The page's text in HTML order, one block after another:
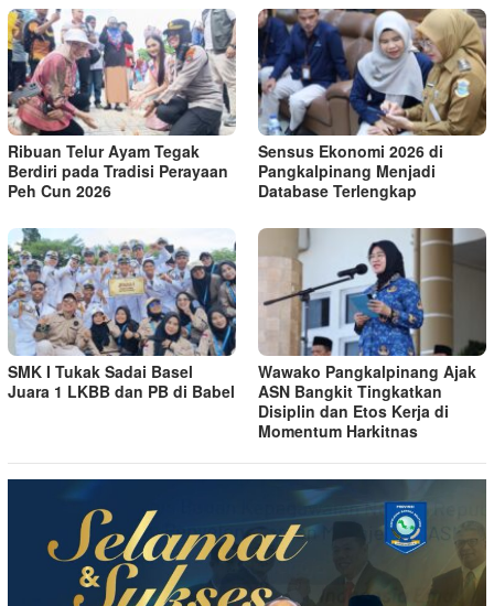
Ribuan Telur Ayam Tegak
Berdiri pada Tradisi Perayaan
Peh Cun 2026
Sensus Ekonomi 2026 di
Pangkalpinang Menjadi
Database Terlengkap
SMK I Tukak Sadai Basel
Juara 1 LKBB dan PB di Babel
Wawako Pangkalpinang Ajak
ASN Bangkit Tingkatkan
Disiplin dan Etos Kerja di
Momentum Harkitnas